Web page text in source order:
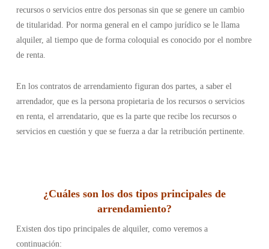
recursos o servicios entre dos personas sin que se genere un cambio
de titularidad. Por norma general en el campo jurídico se le llama
alquiler, al tiempo que de forma coloquial es conocido por el nombre
de renta.
En los contratos de arrendamiento figuran dos partes, a saber el
arrendador, que es la persona propietaria de los recursos o servicios
en renta, el arrendatario, que es la parte que recibe los recursos o
servicios en cuestión y que se fuerza a dar la retribución pertinente.
¿Cuáles son los dos tipos principales de
arrendamiento?
Existen dos tipo principales de alquiler, como veremos a
continuación: